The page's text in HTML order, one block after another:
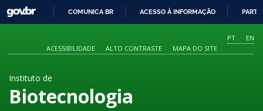
O
CONTEÚDO
GOVBR
COMUNICA BR ACESSO À INFORMAÇÃO
PT
EN
ACESSIBILIDADE
ALTO CONTRASTE MAPA DO SITE
Instituto de
Biotecnologia